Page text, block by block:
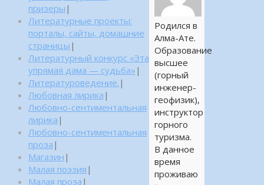
Родился в
Алма-Ате.
Образование
высшее
(горный
инженер-
геофизик),
инструктор
горного
туризма.
В данное
время
проживаю
призеры |
Литературные проекты:
порталы, сайты, домашние
страницы |
Литературный конкурс «Эта
упрямая дама — судьба» |
Литературоведение. |
Любовная лирика |
Любовно-сентиментальная
лирика |
Любовно-сентиментальная
проза |
Магазин |
Малая поэзия |
Малая проза |